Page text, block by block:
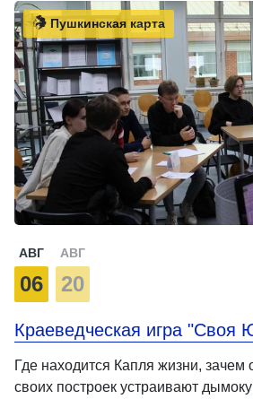
Пушкинская карта
АВГ
06
АВГ
20
Краеведческая игра "Своя
Где находится Капля жизни, зачем
своих построек устраивают